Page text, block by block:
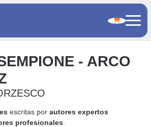
- ARCO
escritas por autores expertos
profesionales